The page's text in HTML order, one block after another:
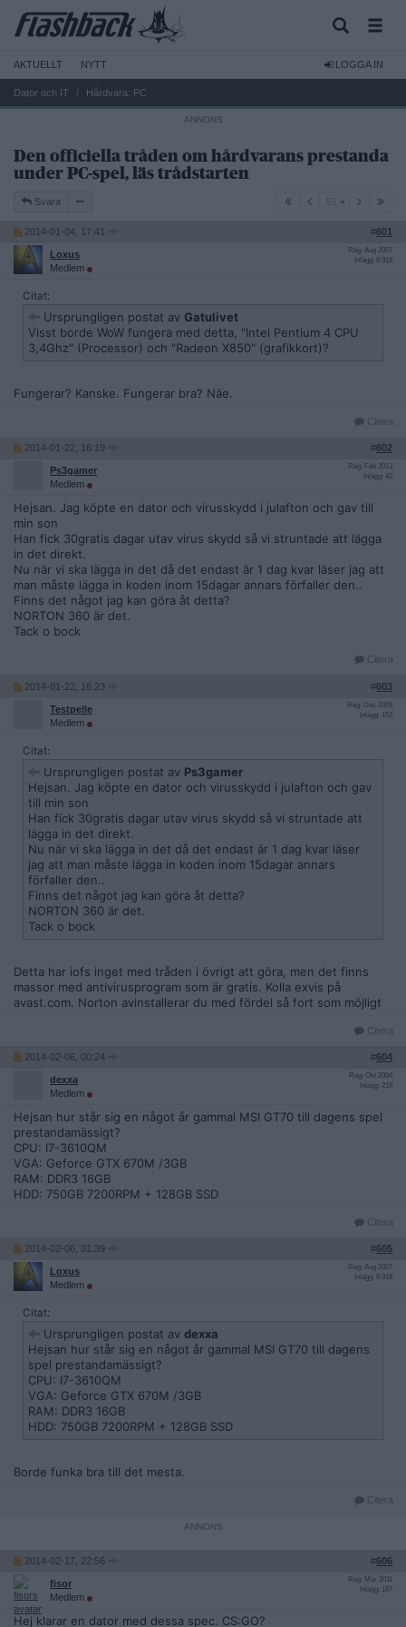
AKTUELLT NYTT LOGGA IN
Dator och IT Hårdvara: PC
Den officiella tråden om hårdvarans prestanda
under PC-spel, läs trådstarten
Svara 51
2014-01-04, 17:41 #601
Loxus
Medlem
Reg: Aug 2007
Inlägg: 8 918
Citat:
Ursprungligen postat av Gatulivet
Visst borde WoW fungera med detta, "Intel Pentium 4 CPU
3,4Ghz" (Processor) och "Radeon X850" (grafikkort)?
Fungerar? Kanske. Fungerar bra? Näe.
Citera
2014-01-22, 16:19 #602
Ps3gamer
Medlem
Reg: Feb 2013
Inlägg: 42
Hejsan. Jag köpte en dator och virusskydd i julafton och gav till
min son
Han fick 30gratis dagar utav virus skydd så vi struntade att lägga
in det direkt.
Nu när vi ska lägga in det då det endast är 1 dag kvar läser jag att
man måste lägga in koden inom 15dagar annars förfaller den..
Finns det något jag kan göra åt detta?
NORTON 360 är det.
Tack o bock
Citera
2014-01-22, 16:23 #603
Testpelle
Medlem
Reg: Dec 2005
Inlägg: 152
Citat:
Ursprungligen postat av Ps3gamer
Hejsan. Jag köpte en dator och virusskydd i julafton och gav
till min son
Han fick 30gratis dagar utav virus skydd så vi struntade att
lägga in det direkt.
Nu när vi ska lägga in det då det endast är 1 dag kvar läser
jag att man måste lägga in koden inom 15dagar annars
förfaller den..
Finns det något jag kan göra åt detta?
NORTON 360 är det.
Tack o bock
Detta har iofs inget med tråden i övrigt att göra, men det finns
massor med antivirusprogram som är gratis. Kolla exvis på
avast.com. Norton avinstallerar du med fördel så fort som möjligt
Citera
2014-02-06, 00:24 #604
dexxa
Medlem
Reg: Okt 2004
Inlägg: 219
Hejsan hur står sig en något år gammal MSI GT70 till dagens spel
prestandamässigt?
CPU: I7-3610QM
VGA: Geforce GTX 670M /3GB
RAM: DDR3 16GB
HDD: 750GB 7200RPM + 128GB SSD
Citera
2014-02-06, 01:39 #605
Loxus
Medlem
Reg: Aug 2007
Inlägg: 8 918
Citat:
Ursprungligen postat av dexxa
Hejsan hur står sig en något år gammal MSI GT70 till dagens
spel prestandamässigt?
CPU: I7-3610QM
VGA: Geforce GTX 670M /3GB
RAM: DDR3 16GB
HDD: 750GB 7200RPM + 128GB SSD
Borde funka bra till det mesta.
Citera
2014-02-17, 22:56 #606
fisor
Medlem
Reg: Mar 2011
Inlägg: 187
Hej klarar en dator med dessa spec. CS:GO?